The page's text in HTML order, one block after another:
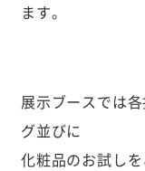
ます。
展示ブースでは
グ並びに
化粧品のお試し